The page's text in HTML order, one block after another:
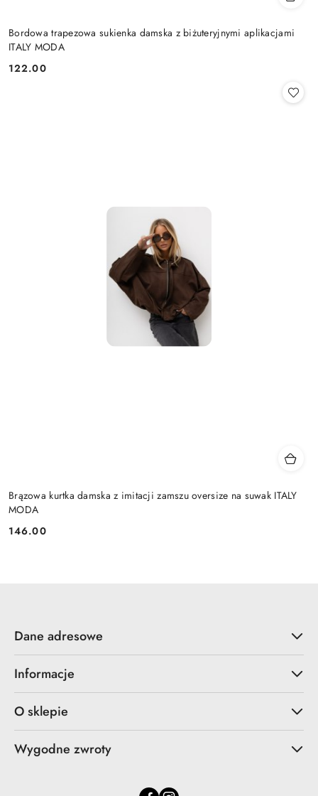
Bordowa trapezowa sukienka damska z biżuteryjnymi aplikacjami
ITALY MODA
Cena:
122.00
Brązowa kurtka damska z imitacji zamszu oversize na suwak ITALY
MODA
Cena:
146.00
Dane adresowe
Informacje
O sklepie
Wygodne zwroty